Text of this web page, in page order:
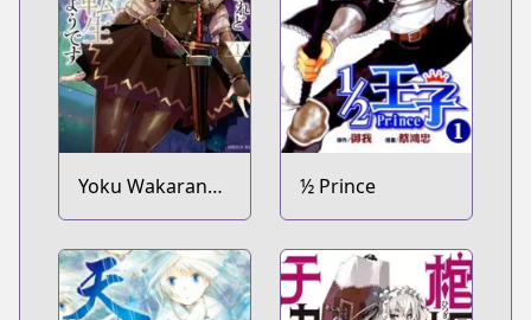
Yoku Wakaranai
keredo Isekai ni
Tensei shiteita
you desu
½ Prince